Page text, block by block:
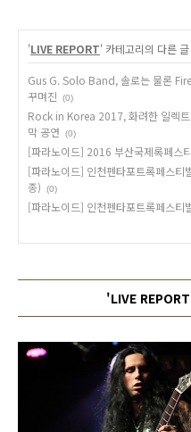
'LIVE REPORT' 카테고리의 다른 글
Gus G. Solo Band, 솔로는 물론
꾸며진
(0)
Rock in Korea 2017, 화려한 일렉트
막 공연
(0)
[파라노이드] 2016 부산국제록페스
[파라노이드] 인천펜타포트록페스
종)
(0)
[파라노이드] 인천펜타포트록페스티
'LIVE